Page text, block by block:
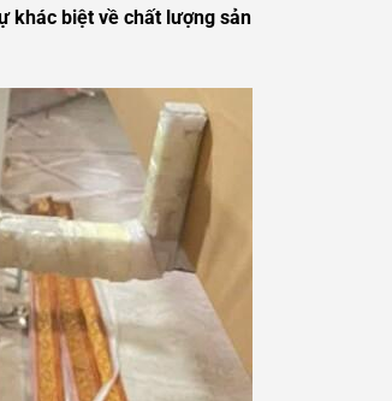
khác biệt về chất lượng sản